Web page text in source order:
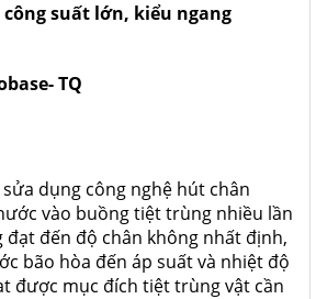
suất lớn, kiểu ngang
TQ
dụng công nghệ hút chân
vào buồng tiệt trùng nhiều lần
đến độ chân không nhất định,
bão hòa đến áp suất và nhiệt độ
được mục đích tiệt trùng vật cần